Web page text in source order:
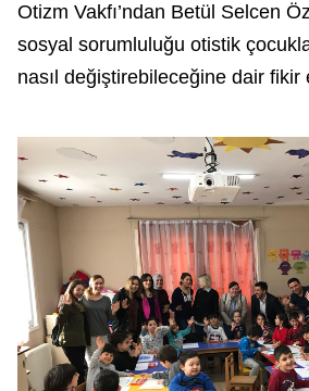
Otizm Vakfı’ndan Betül Selcen
sosyal sorumluluğu otistik
nasıl değiştirebileceğine dair fikir